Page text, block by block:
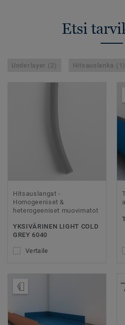
Etsi
Underlayer (2) Hitsauslanka (1)
Hitsauslangat -
Homogeeniset &
heterogeeniset muovimatot
YKSIVÄRINEN LIGHT COLD
GREY 6040
Vertaile